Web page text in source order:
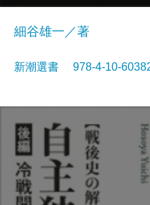
細谷雄一／著
新潮選書 978-4-10-